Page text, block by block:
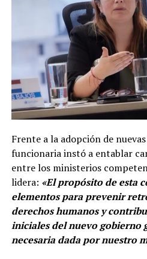
Frente a la adopción de
funcionaria instó a entablar
entre los ministerios
lidera: «El propósito de esta
elementos para prevenir
derechos humanos y
iniciales del nuevo gobierno
necesaria dada por nuestro